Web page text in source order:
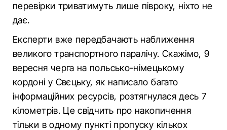
перевірки триватимуть лише півроку, ніхто не
дає.
Експерти вже передбачають наближення
великого транспортного паралічу. Скажімо, 9
вересня черга на польсько-німецькому
кордоні у Свєцьку, як написало багато
інформаційних ресурсів, розтягнулася десь 7
кілометрів. Це свідчить про накопичення
тільки в одному пункті пропуску кількох